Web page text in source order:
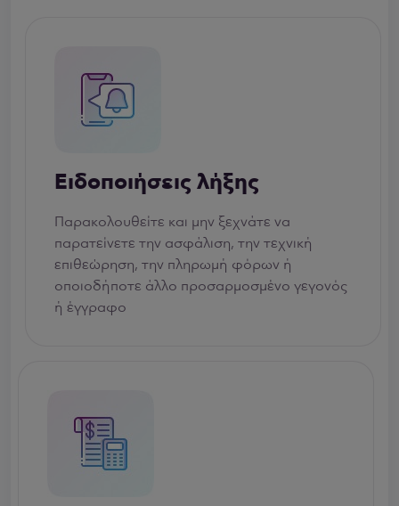
Ειδοποιήσεις λήξης
Παρακολουθείτε και μην ξεχνάτε να
παρατείνετε την ασφάλιση, την τεχνική
επιθεώρηση, την πληρωμή φόρων ή
οποιοδήποτε άλλο προσαρμοσμένο γεγονός
ή έγγραφο